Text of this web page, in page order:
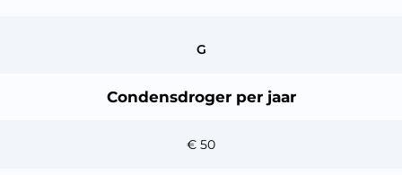
G
Condensdroger per jaar
€ 50